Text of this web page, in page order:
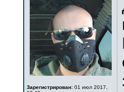
Зарегистрирован: 01 июл 2017,